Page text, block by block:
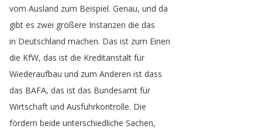
vom Ausland zum Beispiel. Genau, und da
gibt es zwei größere Instanzen die das
in Deutschland machen. Das ist zum Einen
die KfW, das ist die Kreditanstalt für
Wiederaufbau und zum Anderen ist dass
das BAFA, das ist das Bundesamt für
Wirtschaft und Ausfuhrkontrolle. Die
fördern beide unterschiedliche Sachen,